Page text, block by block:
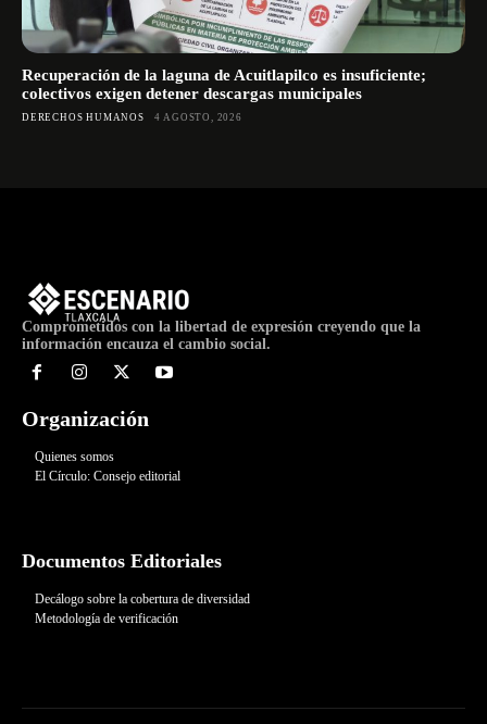
Recuperación de la laguna de Acuitlapilco es insuficiente;
colectivos exigen detener descargas municipales
DERECHOS HUMANOS 4 AGOSTO, 2026
Comprometidos con la libertad de expresión creyendo que la
información encauza el cambio social.
Organización
Quienes somos
El Círculo: Consejo editorial
Documentos Editoriales
Decálogo sobre la cobertura de diversidad
Metodología de verificación